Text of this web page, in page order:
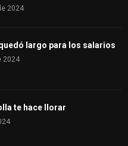
2024
largo para los salarios
2024
te hace llorar